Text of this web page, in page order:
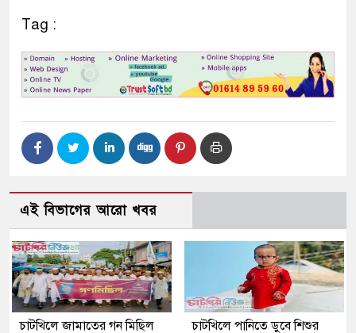
Tag :
এই বিভাগের আরো খবর
চাটখিলে জামাতের গন মিছিল চাটখিলে পানিতে ডুবে শিশুর